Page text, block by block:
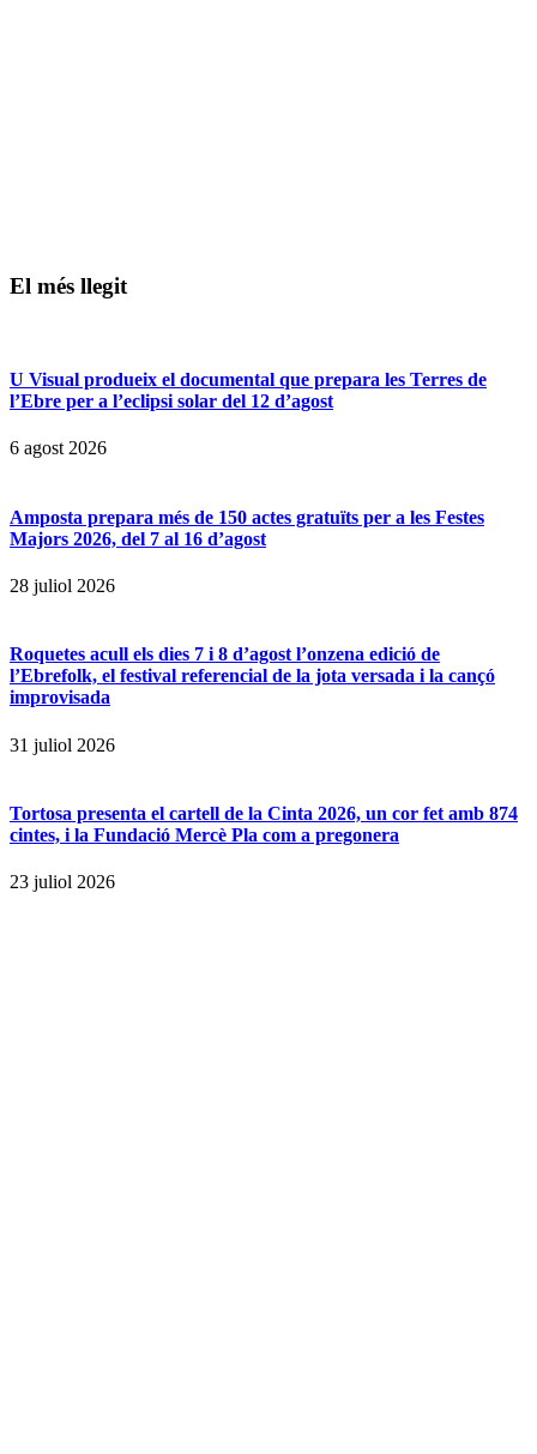
El més llegit
U Visual produeix el documental que prepara les Terres de
l’Ebre per a l’eclipsi solar del 12 d’agost
6 agost 2026
Amposta prepara més de 150 actes gratuïts per a les Festes
Majors 2026, del 7 al 16 d’agost
28 juliol 2026
Roquetes acull els dies 7 i 8 d’agost l’onzena edició de
l’Ebrefolk, el festival referencial de la jota versada i la cançó
improvisada
31 juliol 2026
Tortosa presenta el cartell de la Cinta 2026, un cor fet amb 874
cintes, i la Fundació Mercè Pla com a pregonera
23 juliol 2026